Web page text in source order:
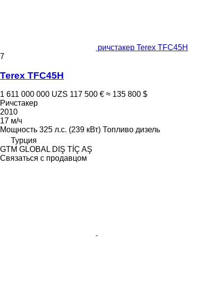
ричстакер Terex TFC45H
7
Terex TFC45H
1 611 000 000 UZS 117 500 € ≈ 135 800 $
Ричстакер
2010
17 м/ч
Мощность 325 л.с. (239 кВт) Топливо дизель
Турция
GTM GLOBAL DIŞ TİÇ AŞ
Связаться с продавцом